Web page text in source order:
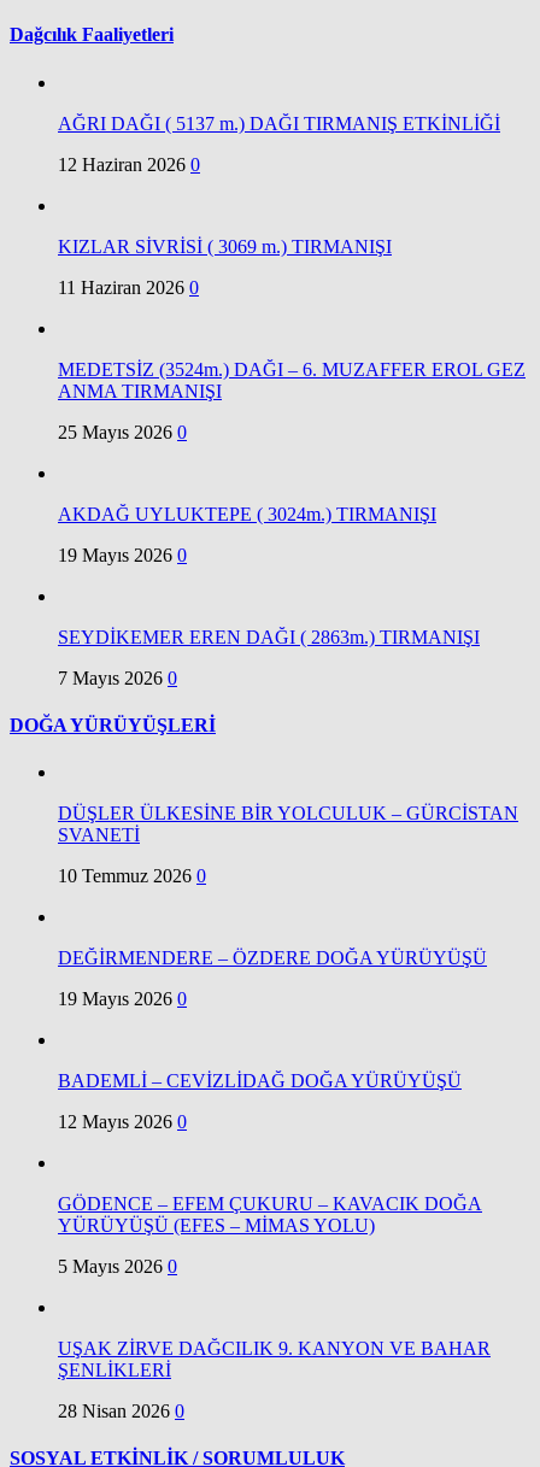
Dağcılık Faaliyetleri
AĞRI DAĞI ( 5137 m.) DAĞI TIRMANIŞ ETKİNLİĞİ
12 Haziran 2026 0
KIZLAR SİVRİSİ ( 3069 m.) TIRMANIŞI
11 Haziran 2026 0
MEDETSİZ (3524m.) DAĞI – 6. MUZAFFER EROL GEZ
ANMA TIRMANIŞI
25 Mayıs 2026 0
AKDAĞ UYLUKTEPE ( 3024m.) TIRMANIŞI
19 Mayıs 2026 0
SEYDİKEMER EREN DAĞI ( 2863m.) TIRMANIŞI
7 Mayıs 2026 0
DOĞA YÜRÜYÜŞLERİ
DÜŞLER ÜLKESİNE BİR YOLCULUK – GÜRCİSTAN
SVANETİ
10 Temmuz 2026 0
DEĞİRMENDERE – ÖZDERE DOĞA YÜRÜYÜŞÜ
19 Mayıs 2026 0
BADEMLİ – CEVİZLİDAĞ DOĞA YÜRÜYÜŞÜ
12 Mayıs 2026 0
GÖDENCE – EFEM ÇUKURU – KAVACIK DOĞA
YÜRÜYÜŞÜ (EFES – MİMAS YOLU)
5 Mayıs 2026 0
UŞAK ZİRVE DAĞCILIK 9. KANYON VE BAHAR
ŞENLİKLERİ
28 Nisan 2026 0
SOSYAL ETKİNLİK / SORUMLULUK